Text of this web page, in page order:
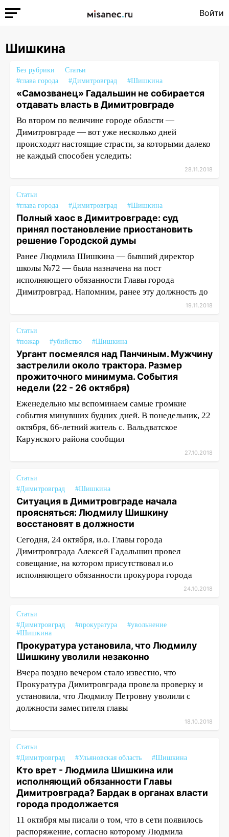
Войти
Шишкина
Без рубрики
Статьи
#глава города
#Димитровград #Шишкина
«Самозванец» Гадальшин не собирается
отдавать власть в Димитровграде
Во втором по величине городе области —
Димитровграде — вот уже несколько дней
происходят настоящие страсти, за которыми далеко
не каждый способен уследить:
28.11.2018
Статьи
#глава города
#Димитровград #Шишкина
Полный хаос в Димитровграде: суд
принял постановление приостановить
решение Городской думы
Ранее Людмила Шишкина — бывший директор
школы №72 — была назначена на пост
исполняющего обязанности Главы города
Димитровград. Напомним, ранее эту должность до
19.11.2018
Статьи
#пожар
#убийство #Шишкина
Ургант посмеялся над Панчиным. Мужчину
застрелили около трактора. Размер
прожиточного минимума. События
недели (22 - 26 октября)
Еженедельно мы вспоминаем самые громкие
события минувших будних дней. В понедельник, 22
октября, 66-летний житель с. Вальдватское
Карунского района сообщил
27.10.2018
Статьи
#Димитровград
#Шишкина
Ситуация в Димитровграде начала
проясняться: Людмилу Шишкину
восстановят в должности
Сегодня, 24 октября, и.о. Главы города
Димитровграда Алексей Гадальшин провел
совещание, на котором присутствовал и.о
исполняющего обязанности прокурора города
24.10.2018
Статьи
#Димитровград
#прокуратура
#увольнение
#Шишкина
Прокуратура установила, что Людмилу
Шишкину уволили незаконно
Вчера поздно вечером стало известно, что
Прокуратура Димитровграда провела проверку и
установила, что Людмилу Петровну уволили с
должности заместителя главы
18.10.2018
Статьи
#Димитровград
#Ульяновская область #Шишкина
Кто врет - Людмила Шишкина или
исполняющий обязанности Главы
Димитровграда? Бардак в органах власти
города продолжается
11 октября мы писали о том, что в сети появилось
распоряжение, согласно которому Людмила